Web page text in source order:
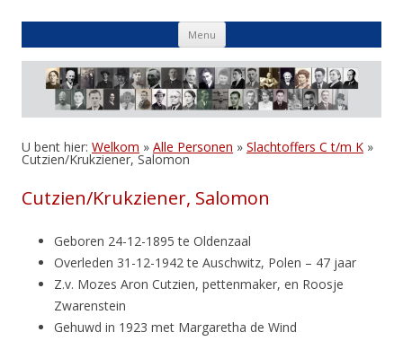
Menu Skip
content
U bent hier: Welkom » Alle Personen » Slachtoffers C t/m K »
Cutzien/Krukziener, Salomon
Cutzien/Krukziener, Salomon
Geboren 24-12-1895 te Oldenzaal
Overleden 31-12-1942 te Auschwitz, Polen – 47 jaar
Z.v. Mozes Aron Cutzien, pettenmaker, en Roosje
Zwarenstein
Gehuwd in 1923 met Margaretha de Wind